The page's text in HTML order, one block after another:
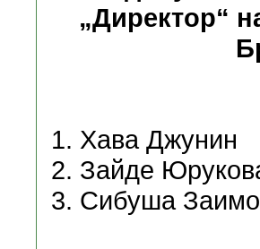
„Директор“
1. Хава Джунин
2. Зайде
3. Сибуша